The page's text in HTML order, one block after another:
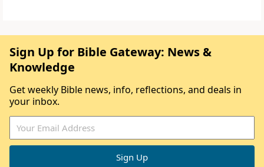
Sign Up for Bible Gateway: News &
Knowledge
Get weekly Bible news, info, reflections, and deals in
your inbox.